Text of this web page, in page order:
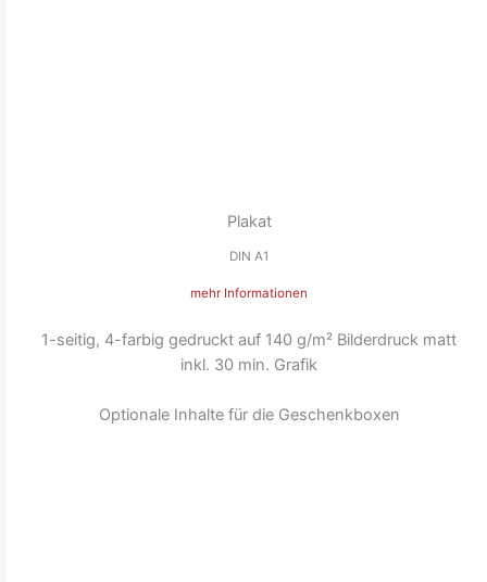
Plakat
DIN A1
mehr Informationen
1-seitig, 4-farbig gedruckt auf 140 g/m² Bilderdruck matt
inkl. 30 min. Grafik
Optionale Inhalte für die Geschenkboxen